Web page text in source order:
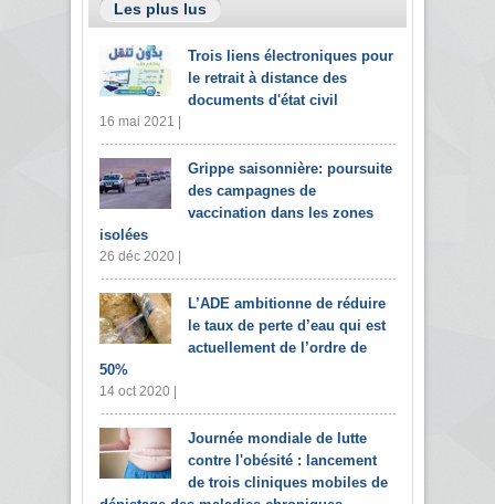
Les plus lus
Trois liens électroniques pour
le retrait à distance des
documents d'état civil
16 mai 2021 |
Grippe saisonnière: poursuite
des campagnes de
vaccination dans les zones
isolées
26 déc 2020 |
L’ADE ambitionne de réduire
le taux de perte d’eau qui est
actuellement de l’ordre de
50%
14 oct 2020 |
Journée mondiale de lutte
contre l'obésité : lancement
de trois cliniques mobiles de